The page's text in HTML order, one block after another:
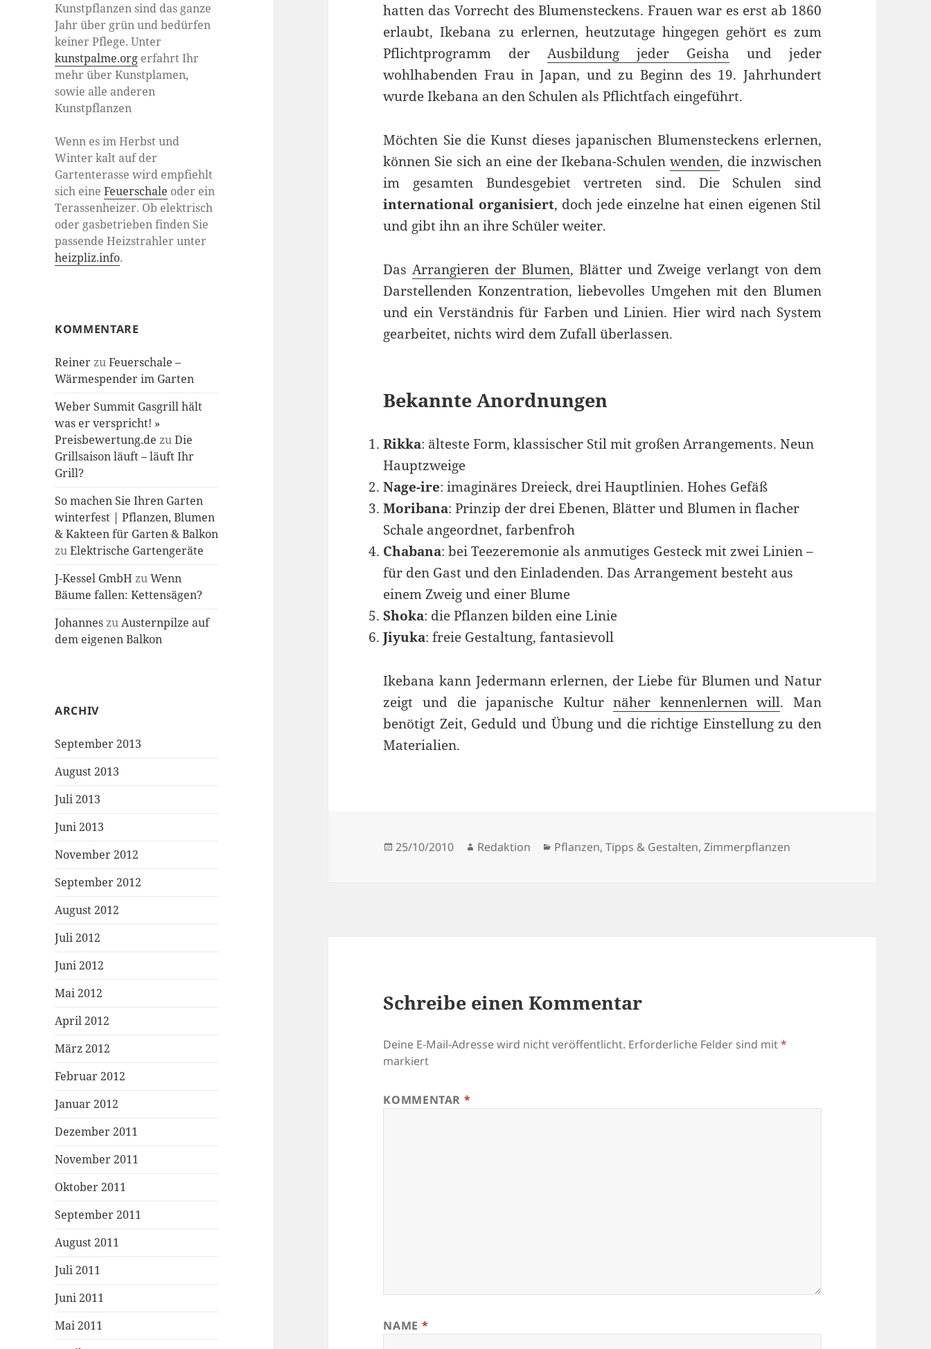
Kunstpflanzen sind das ganze
Jahr über grün und bedürfen
keiner Pflege. Unter
kunstpalme.org erfahrt Ihr
mehr über Kunstplamen,
sowie alle anderen
Kunstpflanzen
Wenn es im Herbst und
Winter kalt auf der
Gartenterasse wird empfiehlt
sich eineFeuerschale oder ein
Terassenheizer. Ob elektrisch
oder gasbetrieben finden Sie
passende Heizstrahler unter
heizpliz.info.
KOMMENTARE
ReinerzuFeuerschale –
Wärmespender im Garten
Weber Summit Gasgrill hält
was er verspricht! »
Preisbewertung.de zuDie
Grillsaison läuft – läuft Ihr
Grill?
So machen Sie Ihren Garten
winterfest | Pflanzen, Blumen
& Kakteen für Garten & Balkon
zuElektrische Gartengeräte
J-Kessel GmbH zuWenn
Bäume fallen: Kettensägen?
JohanneszuAusternpilze auf
dem eigenen Balkon
ARCHIV
September 2013
August 2013
Juli 2013
Juni 2013
November 2012
September 2012
August 2012
Juli 2012
Juni 2012
Mai 2012
April 2012
März 2012
Februar 2012
Januar 2012
Dezember 2011
November 2011
Oktober 2011
September 2011
August 2011
Juli 2011
Juni 2011
Mai 2011
hatten das Vorrecht des Blumensteckens. Frauen war es erst ab 1860
erlaubt, Ikebana zu erlernen, heutzutage hingegen gehört es zum
Pflichtprogramm derAusbildung jeder Geisha und jeder
wohlhabenden Frau in Japan, und zu Beginn des 19. Jahrhundert
wurde Ikebana an den Schulen als Pflichtfach eingeführt.
Möchten Sie die Kunst dieses japanischen Blumensteckens erlernen,
können Sie sich an eine der Ikebana-Schulenwenden, die inzwischen
im gesamten Bundesgebiet vertreten sind. Die Schulen sind
international organisiert, doch jede einzelne hat einen eigenen Stil
und gibt ihn an ihre Schüler weiter.
DasArrangieren der Blumen, Blätter und Zweige verlangt von dem
Darstellenden Konzentration, liebevolles Umgehen mit den Blumen
und ein Verständnis für Farben und Linien. Hier wird nach System
gearbeitet, nichts wird dem Zufall überlassen.
Bekannte Anordnungen
Rikka: älteste Form, klassischer Stil mit großen Arrangements. Neun
Hauptzweige
Nage-ire: imaginäres Dreieck, drei Hauptlinien. Hohes Gefäß
Moribana: Prinzip der drei Ebenen, Blätter und Blumen in flacher
Schale angeordnet, farbenfroh
Chabana: bei Teezeremonie als anmutiges Gesteck mit zwei Linien –
für den Gast und den Einladenden. Das Arrangement besteht aus
einem Zweig und einer Blume
Shoka: die Pflanzen bilden eine Linie
Jiyuka: freie Gestaltung, fantasievoll
Ikebana kann Jedermann erlernen, der Liebe für Blumen und Natur
zeigt und die japanische Kulturnäher kennenlernen will. Man
benötigt Zeit, Geduld und Übung und die richtige Einstellung zu den
Materialien.
Veröffentlicht
25/10/2010 Autor
Redaktion Kategorien
Pflanzen,Tipps & Gestalten,Zimmerpflanzen
Schreibe einen Kommentar
Deine E-Mail-Adresse wird nicht veröffentlicht. Erforderliche Felder sind mit*
markiert
KOMMENTAR *
NAME *